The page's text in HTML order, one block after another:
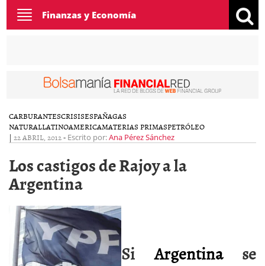
Toggle
navigation
Finanzas y Economía
CARBURANTESCRISISESPAÑAGAS
NATURALLATINOAMERICAMATERIAS PRIMASPETRÓLEO
| 22 ABRIL, 2012- Escrito por:Ana Pérez Sánchez
Los castigos de Rajoy a la
Argentina
SiArgentina se